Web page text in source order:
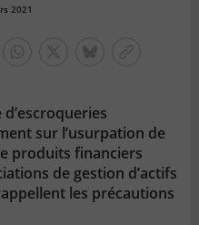
2021
sur l’usurpation de
produits financiers
de gestion d’actifs
les précautions